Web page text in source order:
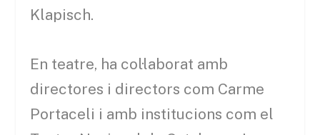
Klapisch.
En teatre, ha col·laborat amb
directores i directors com Carme
Portaceli i amb institucions com el